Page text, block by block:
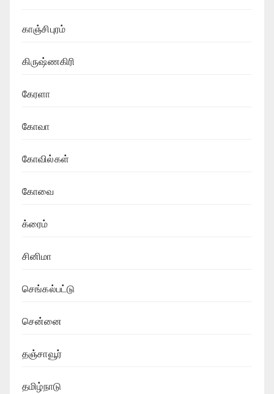
காஞ்சிபுரம்
கிருஷ்ணகிரி
கேரளா
கோவா
கோவில்கள்
கோவை
க்ரைம்
சினிமா
செங்கல்பட்டு
சென்னை
தஞ்சாவூர்
தமிழ்நாடு